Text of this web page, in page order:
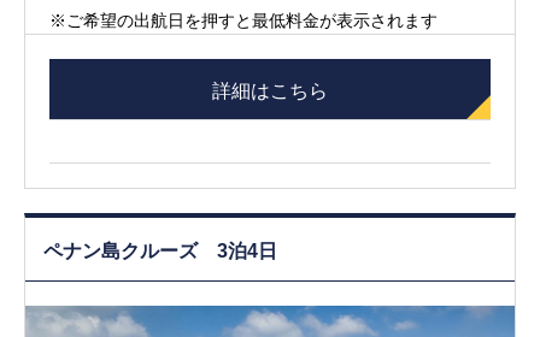
※ご希望の出航日を押すと最低料金が表示されます
詳細はこちら
ペナン島クルーズ 3泊4日